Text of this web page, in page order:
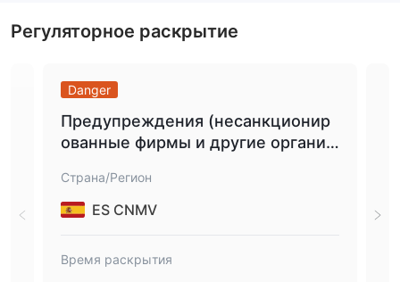
Регуляторное раскрытие
Danger
Предупреждения (несанкционир
ованные фирмы и другие организ
Страна/Регион
ES CNMV
Время раскрытия